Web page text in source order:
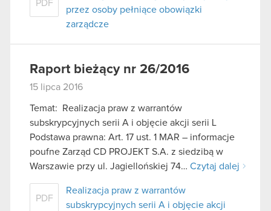
PDF
przez osoby pełniące obowiązki
zarządcze
Raport bieżący nr 26/2016
15 lipca 2016
Temat: Realizacja praw z warrantów
subskrypcyjnych serii A i objęcie akcji serii L
Podstawa prawna: Art. 17 ust. 1 MAR – informacje
poufne Zarząd CD PROJEKT S.A. z siedzibą w
Warszawie przy ul. Jagiellońskiej 74… Czytaj dalej
PDF
Realizacja praw z warrantów
subskrypcyjnych serii A i objęcie akcji